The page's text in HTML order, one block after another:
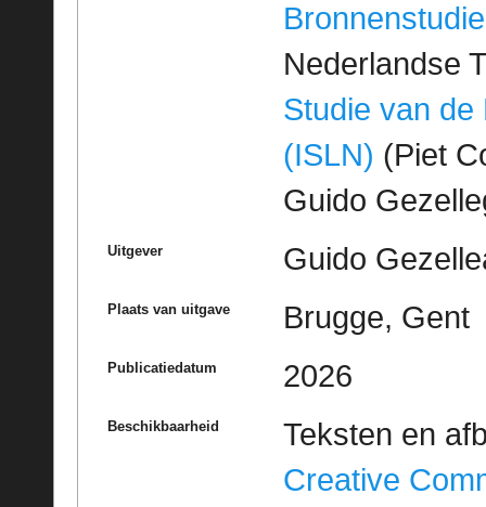
Bronnenstudie
Nederlandse
Studie van de
(ISLN) (Piet
Guido
Uitgever Guido
Plaats van uitgave Brugge, Gent
Publicatiedatum 2026
Beschikbaarheid
Teksten en
Creative